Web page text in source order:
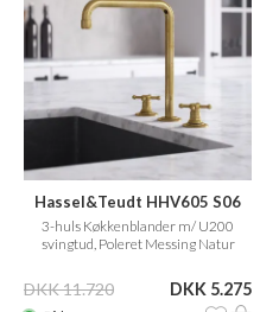
Hassel&Teudt HHV605 S06
3-huls Køkkenblander m/ U200
svingtud, Poleret Messing Natur
DKK 11.720 DKK 5.275